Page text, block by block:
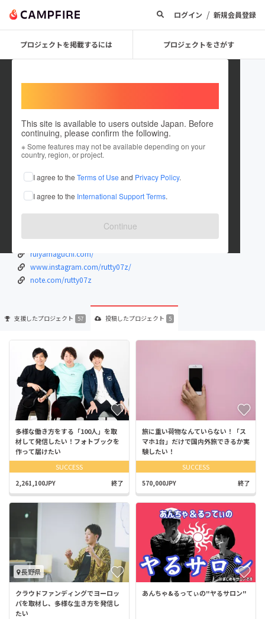
ログイン / 新規会員登録
プロジェクトを掲載するには プロジェクトをさがす
This site is available to users outside Japan. Before
continuing, please confirm the following.
※ Some features may not be available depending on your
country, region, or project.
I agree to the Terms of Use and Privacy Policy.
I agree to the International Support Terms.
Continue
Rui Yamaguchi
これまでに57回支援して5件のプロジェクトを投稿しています
在住国：日本 現在地：東京都
出身国：日本 出身地：石川県
ruiyamaguchi.com/
www.instagram.com/rutty07z/
note.com/rutty07z
支援したプロジェクト 57 投稿したプロジェクト 5
多様な働き方をする「100人」を取
材して発信したい！フォトブックを
作って届けたい
SUCCESS
2,261,100JPY 終了
旅に重い荷物なんていらない！「ス
マホ1台」だけで国内外旅できるか実
験したい！
SUCCESS
570,000JPY 終了
長野県
クラウドファンディングでヨーロッ
パを取材し、多様な生き方を発信し
たい
あんちゃ&るってぃの"ヤるサロン"